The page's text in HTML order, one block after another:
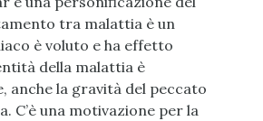
tra malattia è un
è voluto e ha effetto
della malattia è
anche la gravità del peccato
C’è una motivazione per la